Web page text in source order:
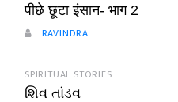
पीछे छूटा इंसान- भाग 2
RAVINDRA
SPIRITUAL STORIES
શિવ તાંડવ